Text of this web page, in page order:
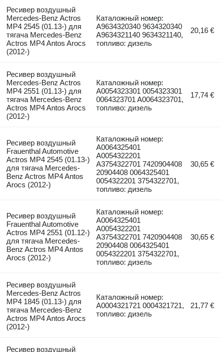
Ресивер воздушный
Mercedes-Benz Actros
MP4 2545 (01.13-) для
тягача Mercedes-Benz
Actros MP4 Antos Arocs
(2012-)
Каталожный номер:
A9634320340 9634320340
A9634321140 9634321140,
топливо: дизель
20,16 €
Ресивер воздушный
Mercedes-Benz Actros
MP4 2551 (01.13-) для
тягача Mercedes-Benz
Actros MP4 Antos Arocs
(2012-)
Каталожный номер:
A0054323301 0054323301
0064323701 A0064323701,
топливо: дизель
17,74 €
Ресивер воздушный
Frauenthal Automotive
Actros MP4 2545 (01.13-)
для тягача Mercedes-
Benz Actros MP4 Antos
Arocs (2012-)
Каталожный номер:
A0064325401
A0054322201
A3754322701 7420904408
20904408 0064325401
0054322201 3754322701,
топливо: дизель
30,65 €
Ресивер воздушный
Frauenthal Automotive
Actros MP4 2551 (01.12-)
для тягача Mercedes-
Benz Actros MP4 Antos
Arocs (2012-)
Каталожный номер:
A0064325401
A0054322201
A3754322701 7420904408
20904408 0064325401
0054322201 3754322701,
топливо: дизель
30,65 €
Ресивер воздушный
Mercedes-Benz Actros
MP4 1845 (01.13-) для
тягача Mercedes-Benz
Actros MP4 Antos Arocs
(2012-)
Каталожный номер:
A0004321721 0004321721,
топливо: дизель
21,77 €
Ресивер воздушный